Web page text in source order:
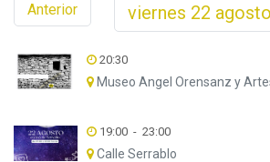
Anterior viernes 22 agosto
20:30
Museo Angel Orensanz y
19:00 - 23:00
Calle Serrablo